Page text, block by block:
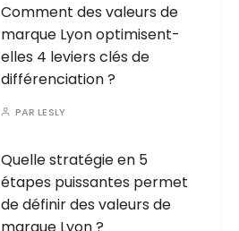
Comment des valeurs de
marque Lyon optimisent-
elles 4 leviers clés de
différenciation ?
PARLESLY
Quelle stratégie en 5
étapes puissantes permet
de définir des valeurs de
marque Lyon ?